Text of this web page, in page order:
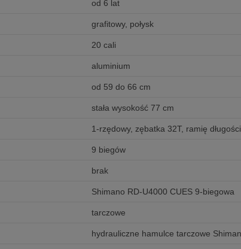
od 6 lat
grafitowy, połysk
20 cali
aluminium
od 59 do 66 cm
stała wysokość 77 cm
1-rzędowy, zębatka 32T, ramię
9 biegów
brak
Shimano RD-U4000 CUES 9-biegowa
tarczowe
hydrauliczne hamulce tarczowe